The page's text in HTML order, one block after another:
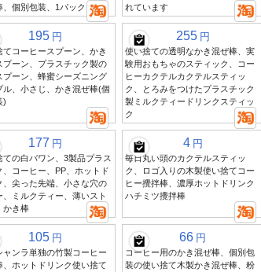
、個別包装、1パック100個
れています
195 円
てコーヒースプーン、かき
プーン、プラスチック製の
プーン、蜂蜜シーズニング
ル、小さじ、かき混ぜ棒(個
)
255 円
使い捨ての透明なかき混ぜ棒、実
験用おもちゃのスティック、コー
ヒーカクテルカクテルスティッ
ク、とろみをつけたプラスチック
製ミルクティードリンクスティッ
ク
177 円
ての白バワン、3製品プラス
、コーヒー、PP、ホットド
、尖った先端、小さな穴の
、ミルクティー、薄いスト
かき棒
4 円
毎日丸い頭のカクテルスティッ
ク、ロゴ入りの木製使い捨てコー
ヒー攪拌棒、濃厚ホットドリンク
ハチミツ攪拌棒
105 円
ャンラ単独の竹製コーヒー
、ホットドリンク使い捨て
66 円
コーヒー用のかき混ぜ棒、個別包
装の使い捨て木製かき混ぜ棒、粉